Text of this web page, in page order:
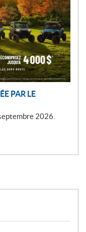
PAR LE
2026.